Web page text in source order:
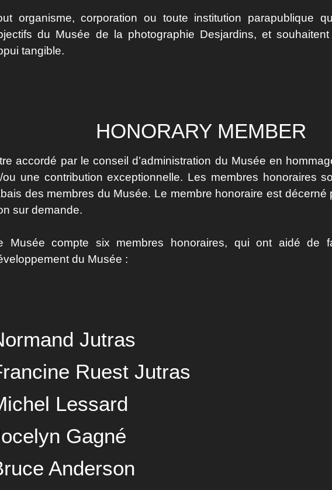
organisme, corporation ou toute institution parapublique
du Musée de la photographie Desjardins, et
tangible.
HONORARY MEMBER
accordé par le conseil d’administration du Musée en
ou une contribution exceptionnelle. Les membres honoraires
des membres du Musée. Le membre honoraire est décerné
sur demande.
Musée compte six membres honoraires, qui ont aidé de
du Musée :
Jutras
Ruest Jutras
Lessard
Gagné
Anderson